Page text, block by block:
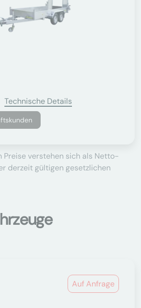
Technische Details
Preise verstehen sich als Netto-
derzeit gültigen gesetzlichen
Auf Anfrage